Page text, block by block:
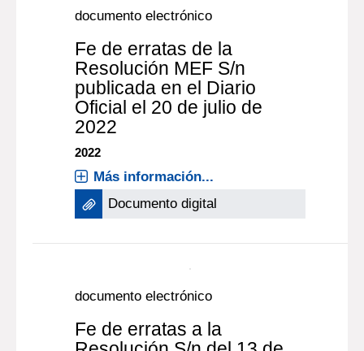
Recipientes Portátiles y
sus Accesorios para GLP y
Gas Natural y sus Anexos.
2021
Más información...
Documento digital
Fe de erratas de la
publicada en el Diario
Oficial el 20 de julio de
2022